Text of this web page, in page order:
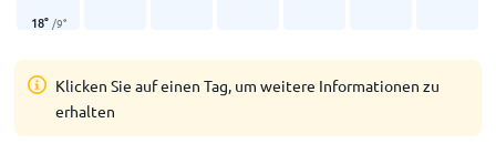
18° /9°
Klicken Sie auf einen Tag, um weitere Informationen zu
erhalten